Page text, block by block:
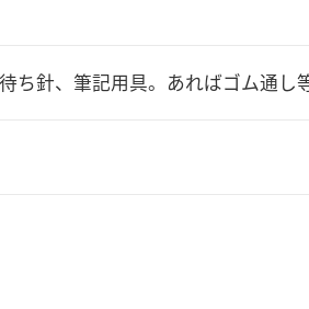
ち針、筆記用具。あればゴム通し